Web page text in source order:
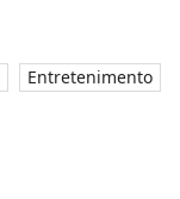
Entretenimento